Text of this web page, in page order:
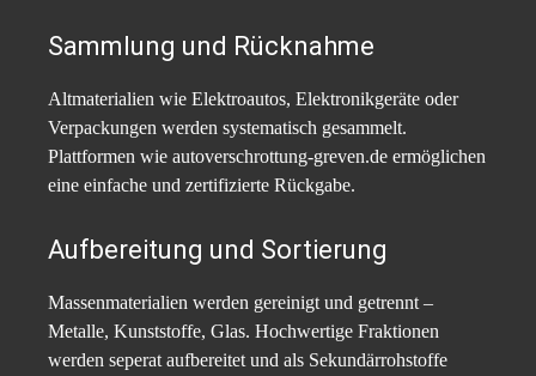
Sammlung und Rücknahme
Altmaterialien wie Elektroautos, Elektronikgeräte oder
Verpackungen werden systematisch gesammelt.
Plattformen wie autoverschrottung-greven.de ermöglichen
eine einfache und zertifizierte Rückgabe.
Aufbereitung und Sortierung
Massenmaterialien werden gereinigt und getrennt –
Metalle, Kunststoffe, Glas. Hochwertige Fraktionen
werden seperat aufbereitet und als Sekundärrohstoffe